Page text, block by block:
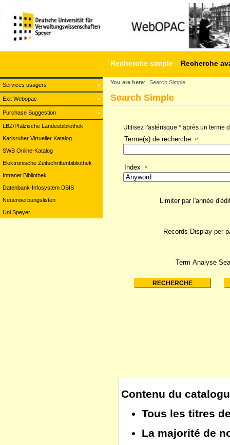
Services usagers
Exit Webopac
Purchase Suggestion
Recherche simple Recherche
LBZ/Pfälzische Landesbibliothek
Karlsruher Virtueller Katalog
SWB Online-Katalog
Elektronische Zeitschriftenbibliothek
Intranet Bibliothek
Datenbank-Infosystem DBIS
Neuerwerbungslisten
Uni Speyer
You are here: Search Simple
Search Simple
Utilisez l'astérisque * après un terme
Terme(s) de recherche
Index
Term Analyse
Limiter par l'année
Records Display per
Contenu du
Tous les titres
La majorité de